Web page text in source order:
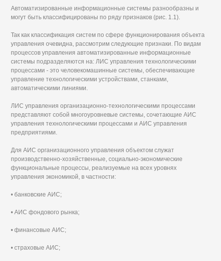
Автоматизированные информационные системы разнообразны и
могут быть классифицированы по ряду признаков (рис. 1.1).
Так как классификация систем по сфере функционирования объекта
управления очевидна, рассмотрим следующие признаки. По видам
процессов управления автоматизированные информационные
системы подразделяются на: ЛИС управления технологическими
процессами - это человекомашинные системы, обеспечивающие
управление технологическими устройствами, станками,
автоматическими линиями.
ЛИС управления организационно-технологическими процессами
представляют собой многоуровневые системы, сочетающие АИС
управления технологическими процессами и АИС управления
предприятиями.
Для АИС организационного управления объектом служат
производственно-хозяйственные, социально-экономические
функциональные процессы, реализуемые на всех уровнях
управления экономикой, в частности:
• банковские АИС;
• АИС фондового рынка;
• финансовые АИС;
• страховые АИС;